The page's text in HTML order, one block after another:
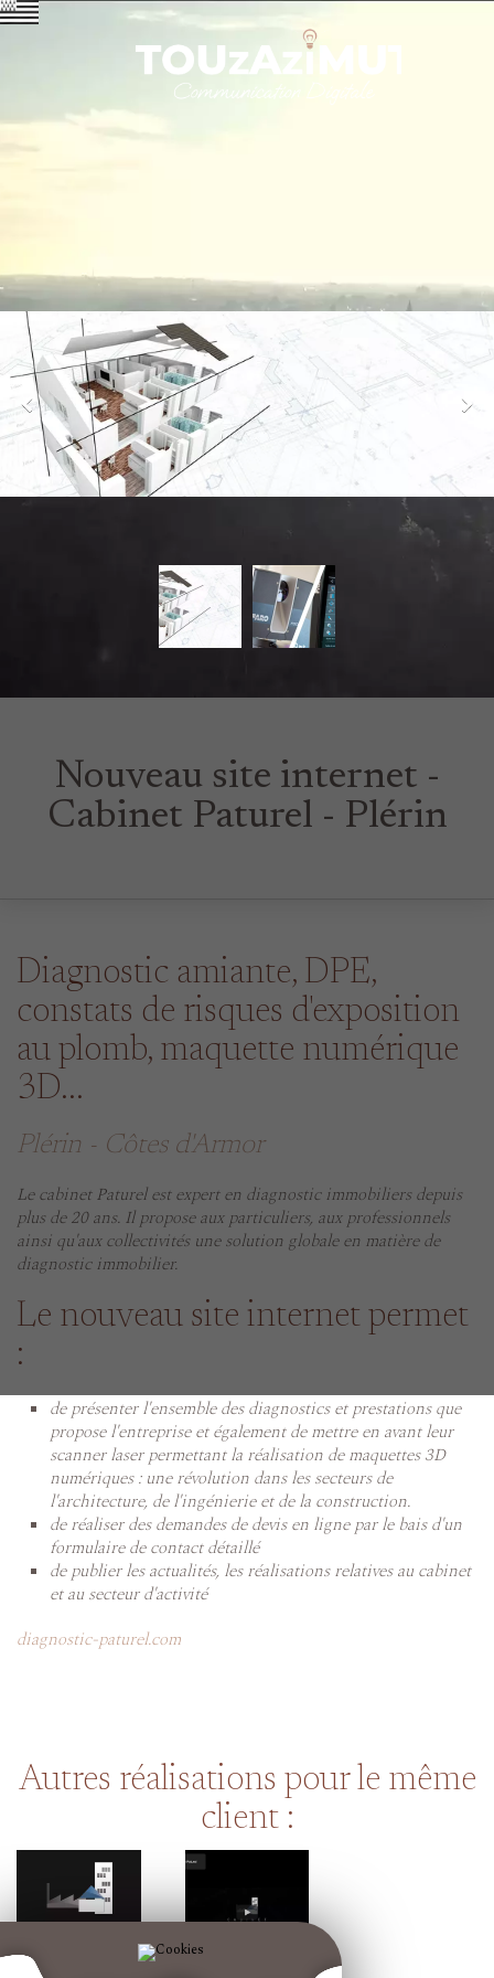
Nouveau site internet -
Cabinet Paturel - Plérin
Diagnostic amiante, DPE,
constats de risques d'exposition
au plomb, maquette numérique
3D...
Plérin - Côtes d'Armor
Le cabinet Paturel est expert en diagnostic immobiliers depuis
plus de 20 ans. Il propose aux particuliers, aux professionnels
ainsi qu'aux collectivités une solution globale en matière de
diagnostic immobilier.
Le nouveau site internet permet
:
de présenter l'ensemble des diagnostics et prestations que
propose l'entreprise et également de mettre en avant leur
scanner laser permettant la réalisation de maquettes 3D
numériques : une révolution dans les secteurs de
l'architecture, de l'ingénierie et de la construction.
de réaliser des demandes de devis en ligne par le bais d'un
formulaire de contact détaillé
de publier les actualités, les réalisations relatives au cabinet
et au secteur d'activité
diagnostic-paturel.com
Autres réalisations pour le même
client :